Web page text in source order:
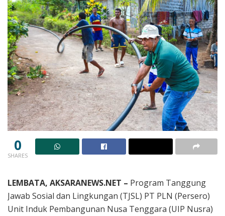
0
SHARES
LEMBATA, AKSARANEWS.NET – Program Tanggung
Jawab Sosial dan Lingkungan (TJSL) PT PLN (Persero)
Unit Induk Pembangunan Nusa Tenggara (UIP Nusra)